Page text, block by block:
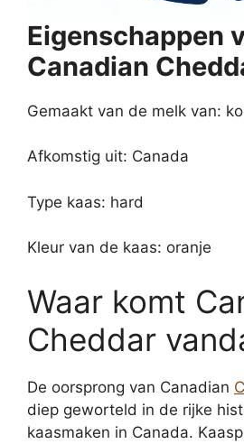
Eigenschappen
Canadian
Gemaakt van de melk van:
Afkomstig uit: Canada
Type kaas: hard
Kleur van de kaas: oranje
Waar komt
Cheddar
De oorsprong van Canadian
diep geworteld in de rijke
kaasmaken in Canada.